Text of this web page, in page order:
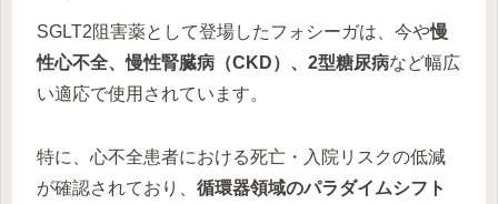
SGLT2阻害薬として登場したフォシーガは、今や慢
性心不全、慢性腎臓病（CKD）、2型糖尿病など幅広
い適応で使用されています。
特に、心不全患者における死亡・入院リスクの低減
が確認されており、 循環器領域のパラダイムシフト